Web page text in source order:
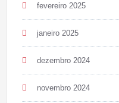
fevereiro 2025
janeiro 2025
dezembro 2024
novembro 2024